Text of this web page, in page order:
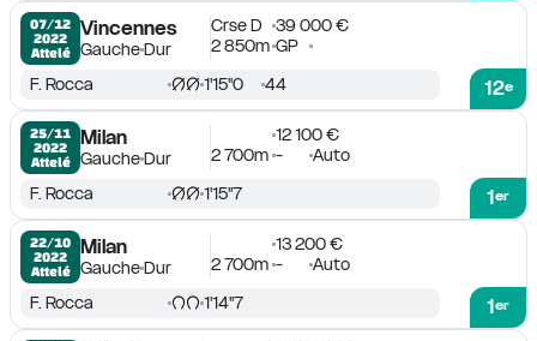
07/12
2022
Attelé
Vincennes
GaucheDur
Crse D
39 000 €
2 850m GP
12e
F. Rocca 1'15''0 44
25/11
2022
Attelé
Milan
GaucheDur
12 100 €
2 700m - Auto
1er
F. Rocca 1'15''7
22/10
2022
Attelé
Milan
GaucheDur
13 200 €
2 700m - Auto
1er
F. Rocca 1'14''7